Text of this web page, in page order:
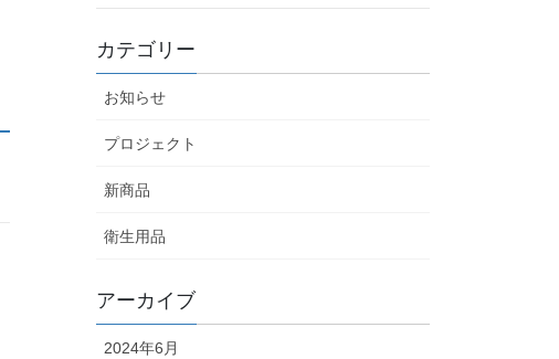
カテゴリー
お知らせ
プロジェクト
新商品
衛生用品
アーカイブ
2024年6月